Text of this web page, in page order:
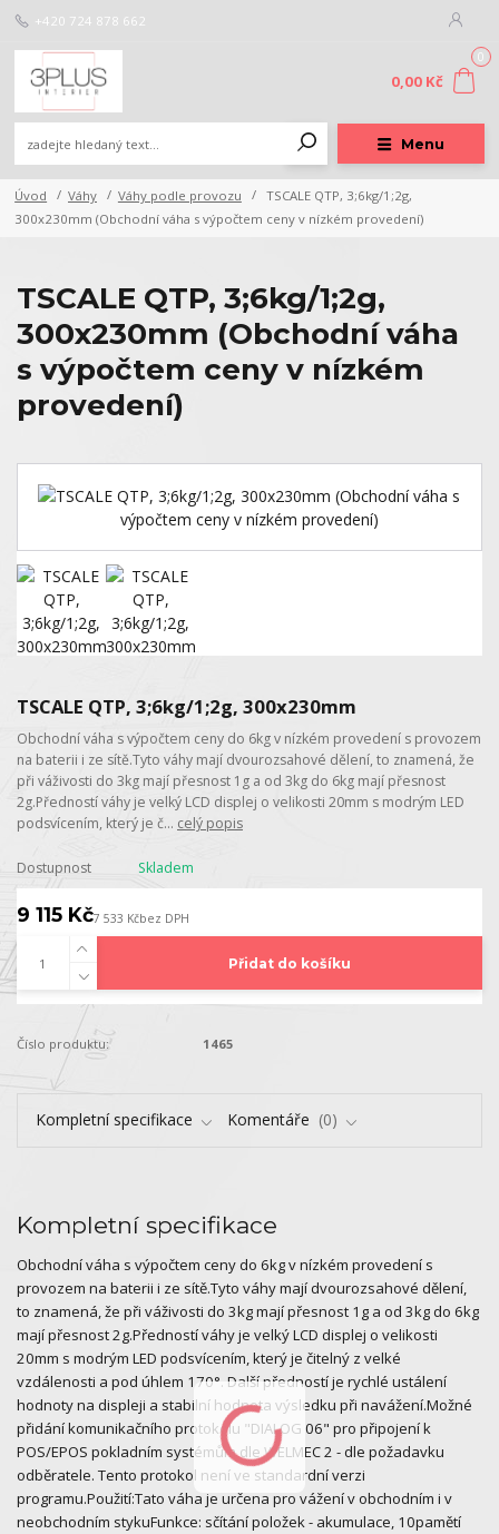
Menu
+420 724 878 662
0
0,00 Kč
Úvod Váhy Váhy podle provozu
TSCALE QTP, 3;6kg/1;2g,
300x230mm (Obchodní váha s výpočtem ceny v nízkém provedení)
TSCALE QTP, 3;6kg/1;2g,
300x230mm (Obchodní váha
s výpočtem ceny v nízkém
provedení)
TSCALE QTP, 3;6kg/1;2g, 300x230mm
Obchodní váha s výpočtem ceny do 6kg v nízkém provedení s provozem
na baterii i ze sítě.Tyto váhy mají dvourozsahové dělení, to znamená, že
při váživosti do 3kg mají přesnost 1g a od 3kg do 6kg mají přesnost
2g.Předností váhy je velký LCD displej o velikosti 20mm s modrým LED
podsvícením, který je č... celý popis
Dostupnost Skladem
9 115 Kč7 533 Kčbez DPH
Přidat do košíku
Číslo produktu: 1465
Kompletní specifikace Komentáře 0
Kompletní specifikace
Obchodní váha s výpočtem ceny do 6kg v nízkém provedení s
provozem na baterii i ze sítě.Tyto váhy mají dvourozsahové dělení,
to znamená, že při váživosti do 3kg mají přesnost 1g a od 3kg do 6kg
mají přesnost 2g.Předností váhy je velký LCD displej o velikosti
20mm s modrým LED podsvícením, který je čitelný z velké
vzdálenosti a pod úhlem 170°. Další předností je rychlé ustálení
hodnoty na displeji a stabilní hodnota výsledku při navážení.Možné
přidání komunikačního protokolu "DIALOG 06" pro připojení k
POS/EPOS pokladním systémům dle WELMEC 2 - dle požadavku
odběratele. Tento protokol není ve standardní verzi
programu.Použití:Tato váha je určena pro vážení v obchodním i v
neobchodním stykuFunkce: sčítání položek - akumulace, 10pamětí